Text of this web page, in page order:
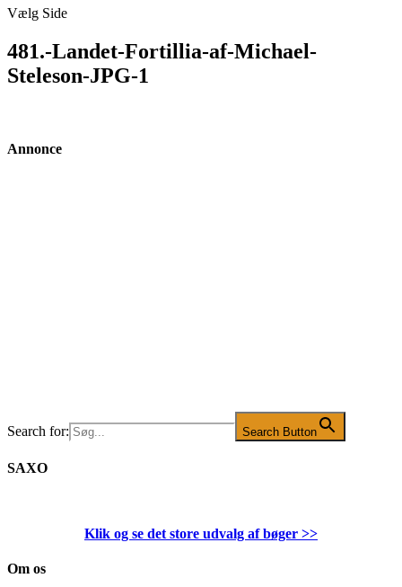
Vælg Side
481.-Landet-Fortillia-af-Michael-
Steleson-JPG-1
Annonce
Search for: Search Button
SAXO
Klik og se det store udvalg af bøger >>
Om os